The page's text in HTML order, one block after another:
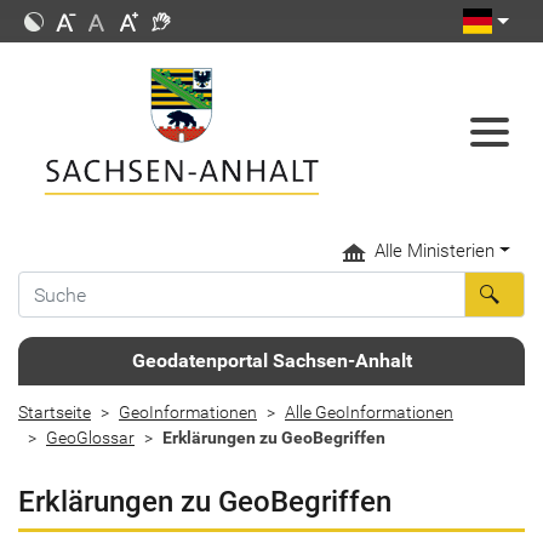
Alle Ministerien
Geodatenportal Sachsen-Anhalt
Startseite GeoInformationen
Alle GeoInformationen
GeoGlossar
Erklärungen zu GeoBegriffen
Erklärungen zu GeoBegriffen